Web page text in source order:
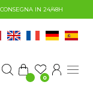
IN 24/48H
0